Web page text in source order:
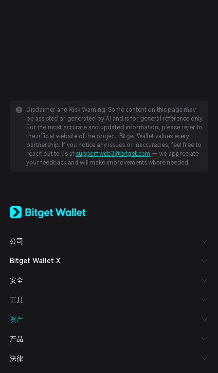
Disclaimer and Risk Warning: Some content on this page may
be assisted or generated by AI and is for general reference only.
For the most accurate and updated information, please refer to
the official website of the project. Bitget Wallet values every
partnership. If you notice any issues or inaccuracies, feel free to
reach out to us at support.web3@bitget.com — we appreciate
your feedback and will make improvements where needed.
日本語
Español (Latinoamérica)
Italiano
Deutsch
繁體中文
Bahasa Indonesia
ภาษาไทย
العربية
हिन्दी
公司
Bitget Wallet X
安全
工具
资产
产品
法律